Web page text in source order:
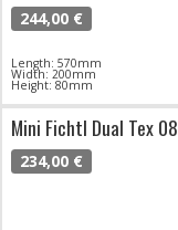
244,00 €
Length: 570mm
Width: 200mm
Height: 80mm
Mini Fichtl Dual Tex 08
234,00 €